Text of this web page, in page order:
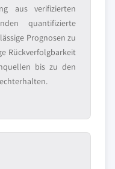
aus verifizierten
quantifizierte
Prognosen zu
Rückverfolgbarkeit
bis zu den